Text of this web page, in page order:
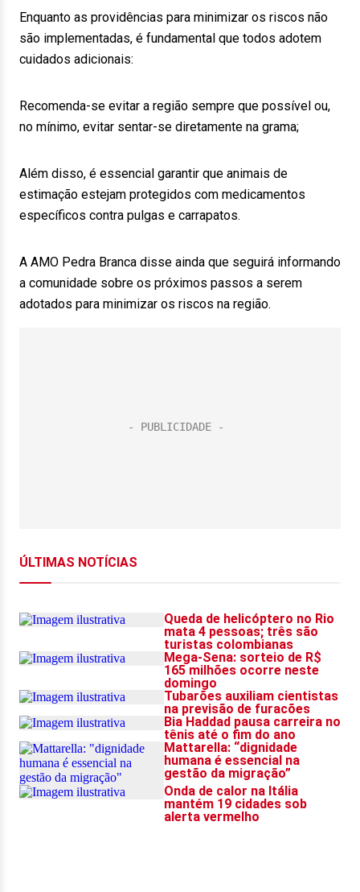
Enquanto as providências para minimizar os riscos não
são implementadas, é fundamental que todos adotem
cuidados adicionais:
Recomenda-se evitar a região sempre que possível ou,
no mínimo, evitar sentar-se diretamente na grama;
Além disso, é essencial garantir que animais de
estimação estejam protegidos com medicamentos
específicos contra pulgas e carrapatos.
A AMO Pedra Branca disse ainda que seguirá informando
a comunidade sobre os próximos passos a serem
adotados para minimizar os riscos na região.